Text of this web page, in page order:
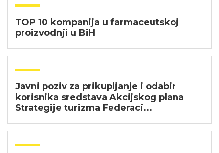
TOP 10 kompanija u farmaceutskoj
proizvodnji u BiH
Javni poziv za prikupljanje i odabir
korisnika sredstava Akcijskog plana
Strategije turizma Federaci...